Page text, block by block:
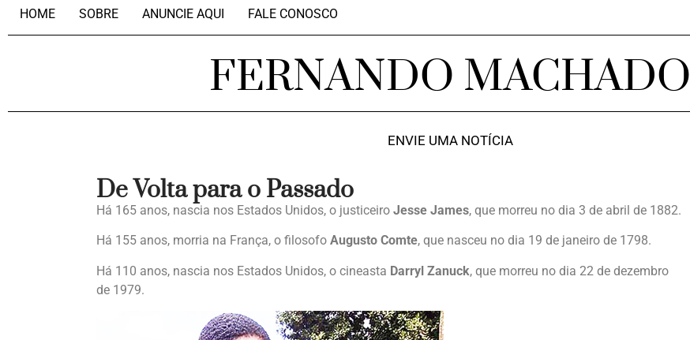
HOME SOBRE ANUNCIE AQUI FALE CONOSCO
FERNANDO MACHADO
ENVIE UMA NOTÍCIA
De Volta para o Passado
Há 165 anos, nascia nos Estados Unidos, o justiceiro Jesse James, que morreu no dia 3 de abril de 1882.
Há 155 anos, morria na França, o filosofo Augusto Comte, que nasceu no dia 19 de janeiro de 1798.
Há 110 anos, nascia nos Estados Unidos, o cineasta Darryl Zanuck, que morreu no dia 22 de dezembro
de 1979.